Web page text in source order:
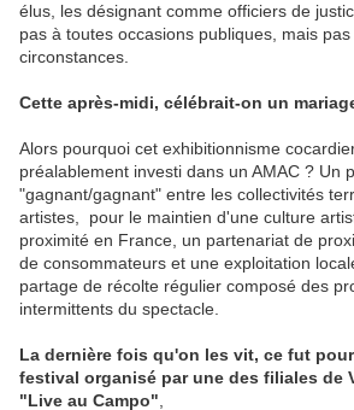
élus, les désignant comme officiers de
pas à toutes occasions publiques, mais
circonstances.
Cette après-midi, célébrait-on un
Alors pourquoi cet exhibitionnisme
préalablement investi dans un AMAC ? Un
"gagnant/gagnant" entre les collectivités
artistes, pour le maintien d'une culture
proximité en France, un partenariat de
de consommateurs et une exploitation
partage de récolte régulier composé des
intermittents du spectacle.
La dernière fois qu'on les vit, ce fut
festival organisé par une des filiales de
"Live au Campo"